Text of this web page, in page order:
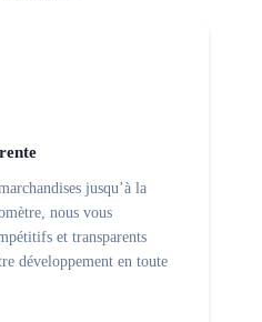
jusqu’à la
nous vous
et transparents
développement en toute